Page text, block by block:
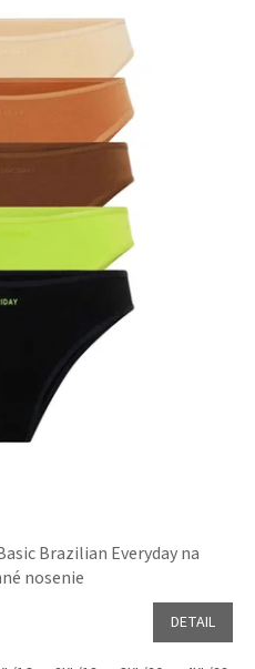
Brazilian Everyday na
nosenie
DETAIL